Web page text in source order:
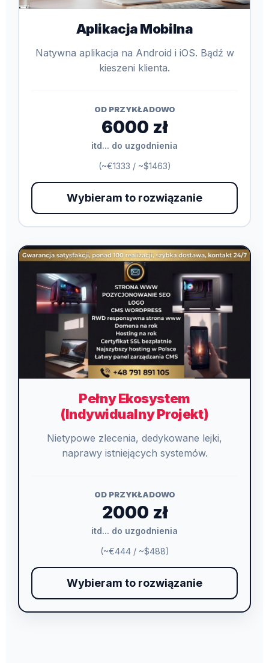
Aplikacja Mobilna
Natywna aplikacja na Android i iOS. Bądź w
kieszeni klienta.
OD PRZYKŁADOWO
6000 zł
itd... do uzgodnienia
(~€1333 / ~$1463)
Wybieram to rozwiązanie
Pełny Ekosystem
(Indywidualny Projekt)
Nietypowe zlecenia, dedykowane lejki,
naprawy istniejących systemów.
OD PRZYKŁADOWO
2000 zł
itd... do uzgodnienia
(~€444 / ~$488)
Wybieram to rozwiązanie